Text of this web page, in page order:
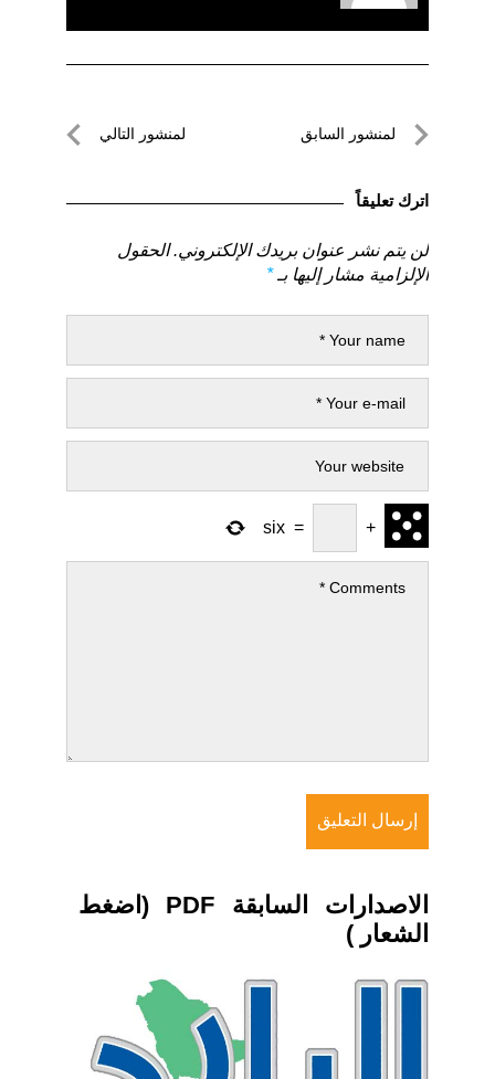
تصفّحلمنشور السابق
السابق
لمنشور التالي
اترك تعليقاً
لن يتم نشر عنوان بريدك الإلكتروني. الحقول
الإلزامية مشار إليها بـ*
+
=
six
الاصدارات السابقة PDF (اضغط
الشعار )